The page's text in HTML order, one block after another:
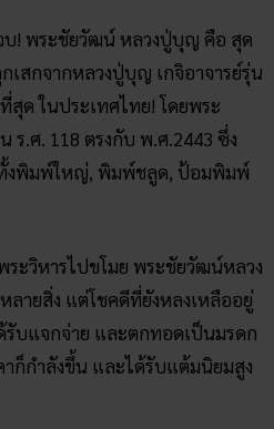
เสกจากหลวงปู่บุญ เกจิอาจารย์รุ่น
ด ในประเทศไทย! โดยพระ
ร.ศ. 118 ตรงกับ พ.ศ.2443 ซึ่ง
พิมพ์ใหญ่, พิมพ์ชลูด, ป้อมพิมพ์
ะวิหารไปขโมย พระชัยวัฒน์หลวง
ายสิ่ง แต่โชคดีที่ยังหลงเหลืออยู่
บแจกจ่าย และตกทอดเป็นมรดก
ก็กำลังขึ้น และได้รับแต้มนิยมสูง
ระชัยวัฒน์หลวงปู่บุญ ไว้ในครอบ